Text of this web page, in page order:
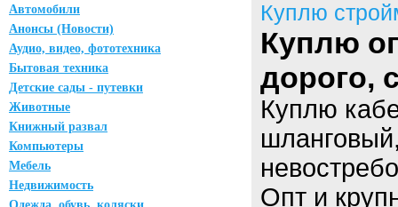
Автомобили
Анонсы (Новости)
Аудио, видео, фототехника
Бытовая техника
Детские сады - путевки
Животные
Книжный развал
Компьютеры
Мебель
Недвижимость
Куплю
Куплю
дорого,
Куплю
Опт и